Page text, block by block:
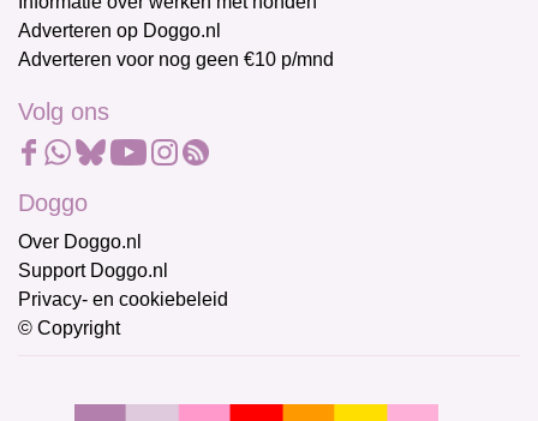
Adverteren op Doggo.nl
Adverteren voor nog geen €10 p/mnd
Volg ons
Doggo
Over Doggo.nl
Support Doggo.nl
Privacy- en cookiebeleid
© Copyright